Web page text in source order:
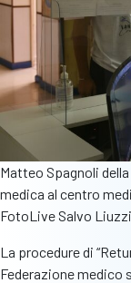
Matteo Spagnoli
medica al centro
FotoLive Salvo Liuzzi
La procedure di
Federazione medico